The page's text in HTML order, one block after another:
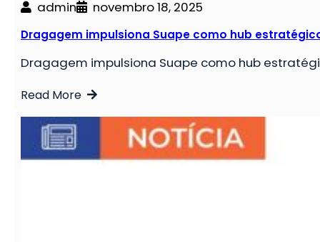
admin novembro 18, 2025
Dragagem impulsiona Suape como hub
Dragagem impulsiona Suape como hub
Read More